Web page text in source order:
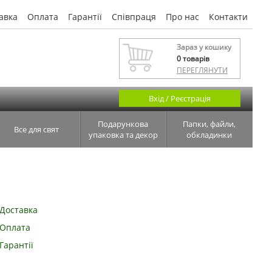
Оплата Гарантії Співпраця Про нас Контакти
Зараз у кошику
0товарів
ПЕРЕГЛЯНУТИ
Вхід / Реєстрація
Все для свят
Подарункова
упаковка та декор
Папки, файли,
обкладинки
Доставка
Оплата
Гарантії